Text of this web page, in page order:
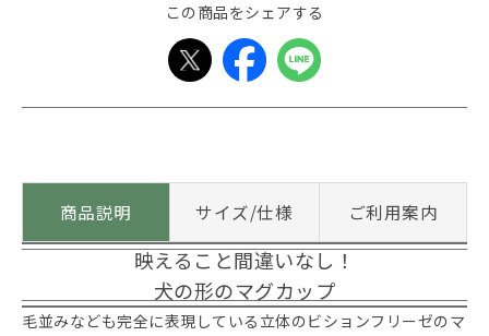
この商品をシェアする
商品説明 サイズ/仕様 ご利用案内
映えること間違いなし！
犬の形のマグカップ
毛並みなども完全に表現している立体のビションフリーゼのマ